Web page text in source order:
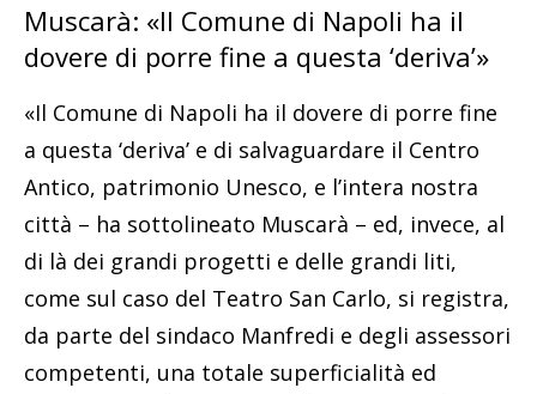
Muscarà: «Il Comune di Napoli ha il
dovere di porre fine a questa ‘deriva’»
«Il Comune di Napoli ha il dovere di porre fine
a questa ‘deriva’ e di salvaguardare il Centro
Antico, patrimonio Unesco, e l’intera nostra
città – ha sottolineato Muscarà – ed, invece, al
di là dei grandi progetti e delle grandi liti,
come sul caso del Teatro San Carlo, si registra,
da parte del sindaco Manfredi e degli assessori
competenti, una totale superficialità ed